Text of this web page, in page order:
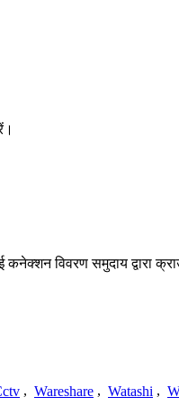
विवरण समुदाय द्वारा
, Wareshare , Watashi ,